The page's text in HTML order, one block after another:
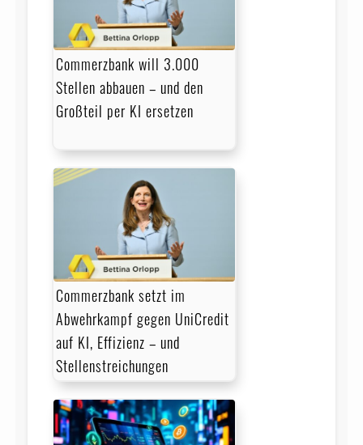
Commerzbank will 3.000
Stellen abbauen – und den
Großteil per KI ersetzen
Commerzbank setzt im
Abwehrkampf gegen UniCredit
auf KI, Effizienz – und
Stellenstreichungen